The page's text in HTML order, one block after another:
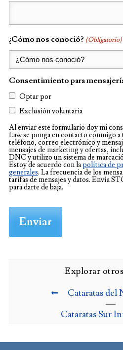
¿Cómo nos conoció? (Obligatorio)
Consentimiento para
Optar por
Exclusión voluntaria
Al enviar este formulario doy mi
Law se ponga en contacto conmigo a
teléfono, correo electrónico y
mensajes de marketing y ofertas,
DNC y utilizo un sistema de
Estoy de acuerdo con lapolítica de
generales. La frecuencia de los
tarifas de mensajes y datos. Envía
para darte de baja.
Explorar
Cataratas del
Cataratas Sur